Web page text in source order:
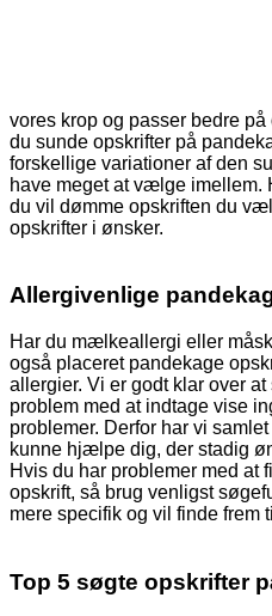
vores krop og passer bedre
du sunde opskrifter på
forskellige variationer af den
have meget at vælge imellem.
du vil dømme opskriften du
opskrifter i ønsker.
Allergivenlige
Har du mælkeallergi eller
også placeret pandekage
allergier. Vi er godt klar over
problem med at indtage vise
problemer. Derfor har vi
kunne hjælpe dig, der stadig
Hvis du har problemer med at
opskrift, så brug venligst
mere specifik og vil finde frem
Top 5 søgte opskrifter